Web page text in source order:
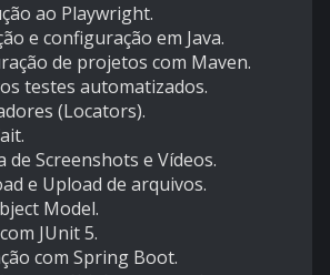
ao Playwright.
e configuração em Java.
de projetos com Maven.
testes automatizados.
(Locators).
de Screenshots e Vídeos.
e Upload de arquivos.
Model.
JUnit 5.
com Spring Boot.